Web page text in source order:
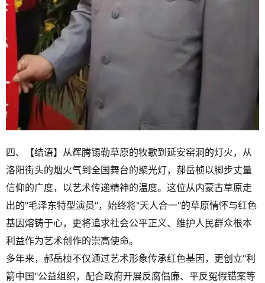
四、【结语】从辉腾锡勒草原的牧歌到延安窑洞的灯火，从
洛阳街头的烟火气到全国舞台的聚光灯，郝岳桢以脚步丈量
信仰的广度，以艺术传递精神的温度。这位从内蒙古草原走
出的"毛泽东特型演员"，始终将"天人合一"的草原情怀与红色
基因熔铸于心，更将追求社会公平正义、维护人民群众根本
利益作为艺术创作的崇高使命。
多年来，郝岳桢不仅通过艺术形象传承红色基因，更创立"利
箭中国"公益组织，配合政府开展反腐倡廉、平反冤假错案等